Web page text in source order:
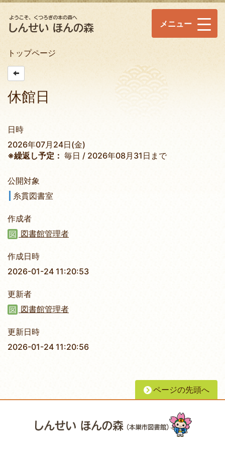
メニュー
トップページ
休館日
日時
2026年07月24日(金)
※繰返し予定： 毎日 / 2026年08月31日まで
公開対象
糸貫図書室
作成者
図書館管理者
作成日時
2026-01-24 11:20:53
更新者
図書館管理者
更新日時
2026-01-24 11:20:56
ページの先頭へ